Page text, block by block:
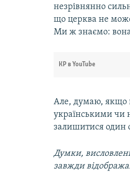
незрівнянно
що церква не
Ми ж знаємо: вона
КР в YouTube
Але, думаю, якщо в
українськими чи
залишитися один
Думки,
завжди